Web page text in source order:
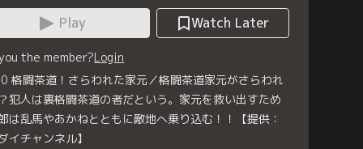
Play
Watch Later
the member?Login
格闘茶道！さらわれた家元／格闘茶道家元がさらわれ
犯人は裏格闘茶道の者だという。家元を救い出すため
は乱馬やあかねとともに敵地へ乗り込む！！【提供：
イチャンネル】